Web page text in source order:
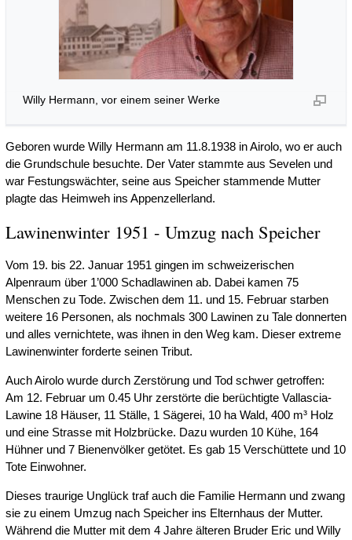
Willy Hermann, vor einem seiner Werke
Geboren wurde Willy Hermann am 11.8.1938 in Airolo, wo er auch
die Grundschule besuchte. Der Vater stammte aus Sevelen und
war Festungswächter, seine aus Speicher stammende Mutter
plagte das Heimweh ins Appenzellerland.
Lawinenwinter 1951 - Umzug nach Speicher
Vom 19. bis 22. Januar 1951 gingen im schweizerischen
Alpenraum über 1’000 Schadlawinen ab. Dabei kamen 75
Menschen zu Tode. Zwischen dem 11. und 15. Februar starben
weitere 16 Personen, als nochmals 300 Lawinen zu Tale donnerten
und alles vernichtete, was ihnen in den Weg kam. Dieser extreme
Lawinenwinter forderte seinen Tribut.
Auch Airolo wurde durch Zerstörung und Tod schwer getroffen:
Am 12. Februar um 0.45 Uhr zerstörte die berüchtigte Vallascia-
Lawine 18 Häuser, 11 Ställe, 1 Sägerei, 10 ha Wald, 400 m³ Holz
und eine Strasse mit Holzbrücke. Dazu wurden 10 Kühe, 164
Hühner und 7 Bienenvölker getötet. Es gab 15 Verschüttete und 10
Tote Einwohner.
Dieses traurige Unglück traf auch die Familie Hermann und zwang
sie zu einem Umzug nach Speicher ins Elternhaus der Mutter.
Während die Mutter mit dem 4 Jahre älteren Bruder Eric und Willy